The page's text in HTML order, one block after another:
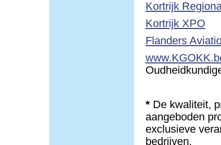
Kortrijk
Kortrijk XPO
Flanders
* De kwaliteit,
aangeboden
exclusieve
bedrijven.